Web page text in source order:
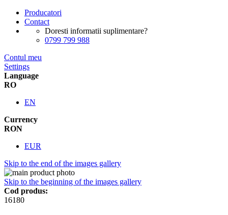
Producatori
Contact
Doresti informatii suplimentare?
0799 799 988
Contul meu
Settings
Language
RO
EN
Currency
RON
EUR
Skip to the end of the images gallery
Skip to the beginning of the images gallery
Cod produs:
16180